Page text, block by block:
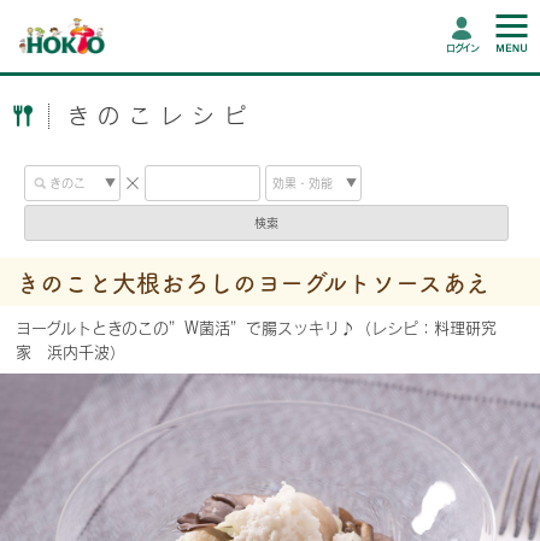
ログイン
きのこレシピ
検索
きのこと大根おろしのヨーグルトソースあえ
ヨーグルトときのこの”W菌活”で腸スッキリ♪（レシピ：料理研究
家 浜内千波）